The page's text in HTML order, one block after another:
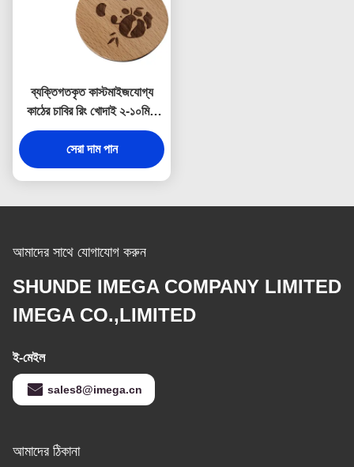
ব্যক্তিগতকৃত কাস্টমাইজযোগ্য
কাঠের চাবির রিং খোদাই ২-১০মিমি
পুরুত্ব
সেরা দাম পান
আমাদের সাথে যোগাযোগ করুন
SHUNDE IMEGA COMPANY LIMITED
IMEGA CO.,LIMITED
ই-মেইল
sales8@imega.cn
আমাদের ঠিকানা